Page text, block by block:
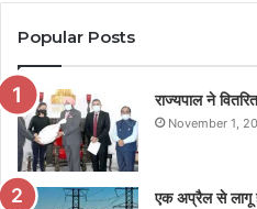
Popular Posts
राज्यपाल ने
November 1,
एक अप्रैल से लागू